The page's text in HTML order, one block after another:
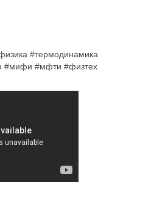
#термодинамика
#мифи #мфти #физтех